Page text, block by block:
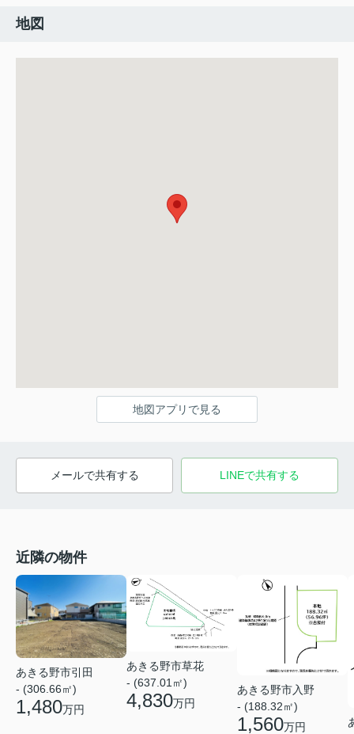
地図
地図アプリで見る
メールで共有する LINEで共有する
近隣の物件
あきる野市引田
- (306.66㎡)
1,480万円
あきる野市草花
- (637.01㎡)
4,830万円
あきる野市入野
- (188.32㎡)
1,560万円